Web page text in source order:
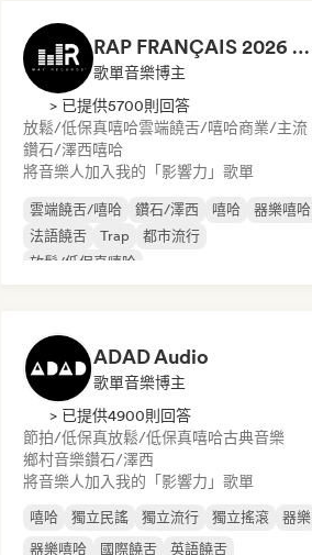
RAP FRANÇAIS 2026 🔥🇫🇷 (Way Records)
歌單音樂博主
> 已提供5700則回答
放鬆/低保真嘻哈雲端饒舌/嘻哈商業/主流
鑽石/澤西嘻哈
將音樂人加入我的「影響力」歌單
雲端饒舌/嘻哈 鑽石/澤西 嘻哈
器樂嘻哈
法語饒舌
Trap
都市流行
放鬆/低保真嘻哈
ADAD Audio
歌單音樂博主
> 已提供4900則回答
節拍/低保真放鬆/低保真嘻哈古典音樂
鄉村音樂鑽石/澤西
將音樂人加入我的「影響力」歌單
嘻哈 獨立民謠 獨立流行 獨立搖滾
器樂
器樂嘻哈
國際饒舌 英語饒舌